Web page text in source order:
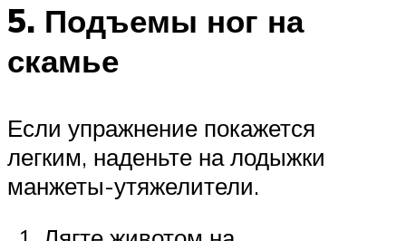
5. Подъемы ног на
скамье
Если упражнение покажется
легким, наденьте на лодыжки
манжеты-утяжелители.